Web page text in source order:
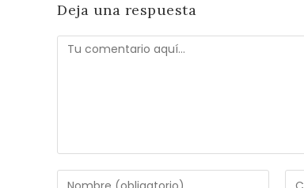
Deja una respuesta
Comentario
Introduce